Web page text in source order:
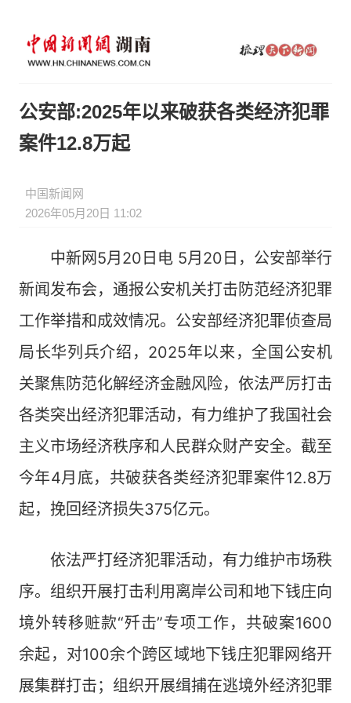
公安部:2025年以来破获各类经济犯罪
案件12.8万起
中国新闻网
2026年05月20日 11:02
中新网5月20日电 5月20日，公安部举行
新闻发布会，通报公安机关打击防范经济犯罪
工作举措和成效情况。公安部经济犯罪侦查局
局长华列兵介绍，2025年以来，全国公安机
关聚焦防范化解经济金融风险，依法严厉打击
各类突出经济犯罪活动，有力维护了我国社会
主义市场经济秩序和人民群众财产安全。截至
今年4月底，共破获各类经济犯罪案件12.8万
起，挽回经济损失375亿元。
依法严打经济犯罪活动，有力维护市场秩
序。组织开展打击利用离岸公司和地下钱庄向
境外转移赃款“歼击”专项工作，共破案1600
余起，对100余个跨区域地下钱庄犯罪网络开
展集群打击；组织开展缉捕在逃境外经济犯罪